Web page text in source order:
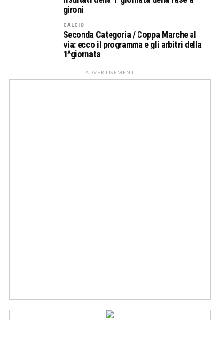
gironi
CALCIO
Seconda Categoria / Coppa Marche al
via: ecco il programma e gli arbitri della
1^giornata
ADVERTISEMENT